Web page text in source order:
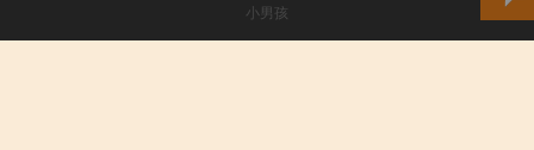
小男孩